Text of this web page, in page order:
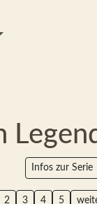
Infos zur Serie
2 3 4 5